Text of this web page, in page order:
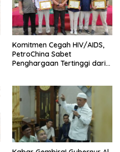
Komitmen Cegah HIV/AIDS,
PetroChina Sabet
Penghargaan Tertinggi dari